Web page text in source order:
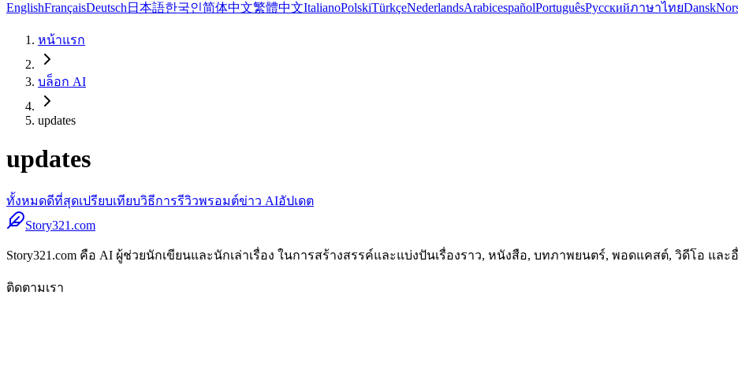
EnglishFrançaisDeutsch 日本語한국인简体中文繁體中文ItalianoPolskiTürkçeNederlandsArabicespañolPortuguêsРусскийภาษาไทยDansk
หน้าแรก
บล็อก AI
updates
updates
ทั้งหมดดีที่สุดเปรียบเทียบวิธีการรีวิวพรอมต์ข่าว AIอัปเดต
Story321.com
Story321.com คือ AI ผู้ช่วยนักเขียนและนักเล่าเรื่อง ในการสร้างสรรค์และแบ่งปันเรื่องราว, หนังสือ, บทภาพยนตร์, พอดแคสต์, วิดีโอ แล
ติดตามเรา